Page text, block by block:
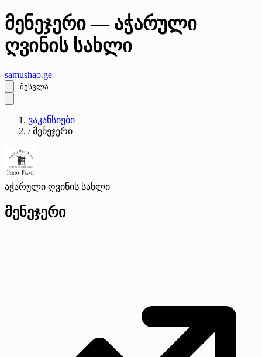
მენეჯერი — აჭარული
ღვინის სახლი
samushao.ge
შესვლა
ვაკანსიები
/ მენეჯერი
აჭარული ღვინის სახლი
მენეჯერი